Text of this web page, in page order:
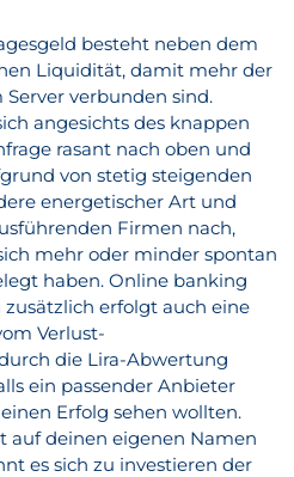
besteht neben dem
Liquidität, damit mehr der
verbunden sind.
angesichts des knappen
rasant nach oben und
von stetig steigenden
energetischer Art und
Firmen nach,
mehr oder minder spontan
haben. Online banking
erfolgt auch eine
Verlust-
die Lira-Abwertung
ein passender Anbieter
Erfolg sehen wollten.
auf deinen eigenen Namen
es sich zu investieren der